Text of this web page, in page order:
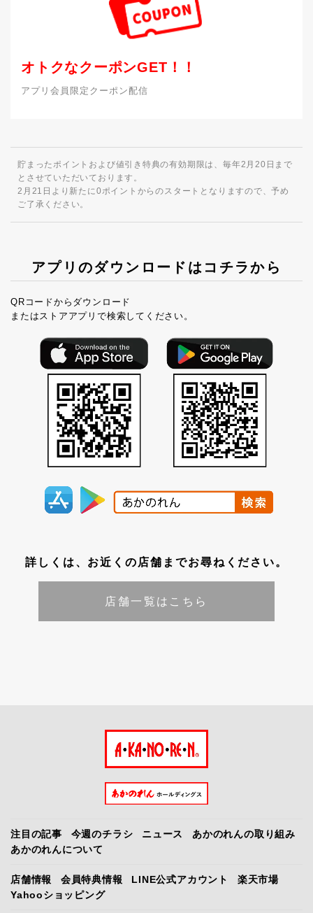
オトクなクーポンGET！！
アプリ会員限定クーポン配信
貯まったポイントおよび値引き特典の有効期限は、毎年2月20日まで
とさせていただいております。
2月21日より新たに0ポイントからのスタートとなりますので、予め
ご了承ください。
アプリのダウンロードはコチラから
QRコードからダウンロード
またはストアアプリで検索してください。
詳しくは、お近くの店舗までお尋ねください。
店舗一覧はこちら
注目の記事 今週のチラシ ニュース
あかのれんの取り組み
あかのれんについて
店舗情報 会員特典情報 LINE公式アカウント
楽天市場
Yahooショッピング